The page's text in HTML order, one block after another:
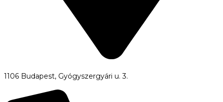
1106 Budapest, Gyógyszergyári u. 3.